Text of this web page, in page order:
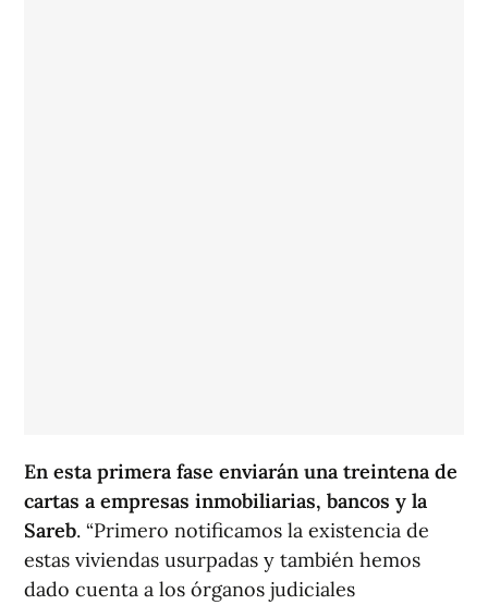
En esta primera fase enviarán una treintena de
cartas a empresas inmobiliarias, bancos y la
Sareb. “Primero notificamos la existencia de
estas viviendas usurpadas y también hemos
dado cuenta a los órganos judiciales